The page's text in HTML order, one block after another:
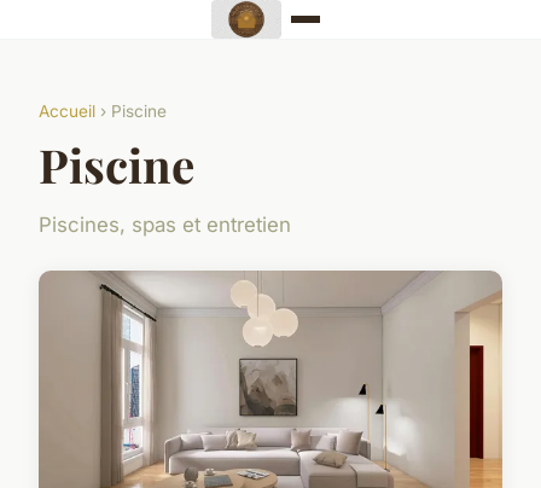
Accueil › Piscine
Piscine
Piscines, spas et entretien